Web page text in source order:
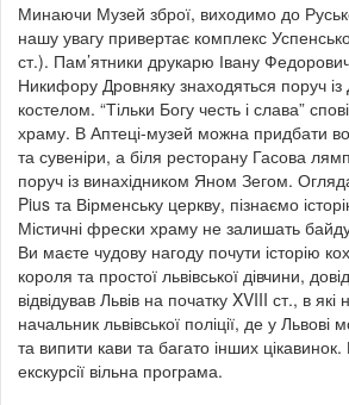
Минаючи Музей зброї, виходимо до
нашу увагу привертає комплекс
ст.). Пам’ятники друкарю Івану
Никифору Дровняку знаходяться поруч із
костелом. “Тільки Богу честь і слава”
храму. В Аптеці-музей можна придбати
та сувеніри, а біля ресторану Гасова
поруч із винахідником Яном Зегом.
Pius та Вірменську церкву, пізнаємо
Містичні фрески храму не залишать
Ви маєте чудову нагоду почути історію
короля та простої львівської дівчини,
відвідував Львів на початку XVIII ст., в які
начальник львівської поліції, де у
та випити кави та багато інших
екскурсії вільна програма.